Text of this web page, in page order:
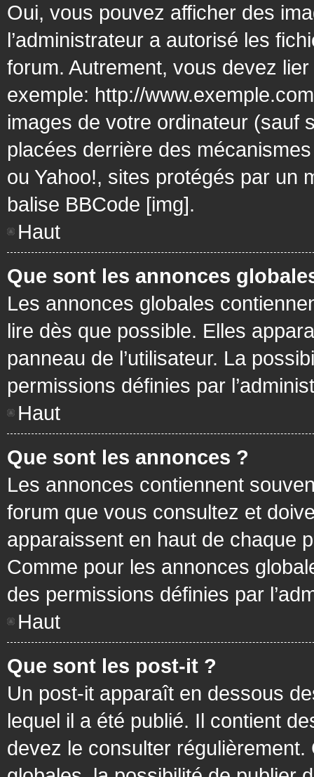
Oui, vous pouvez afficher des
l’administrateur a autorisé les
forum. Autrement, vous devez
exemple: http://
images de votre ordinateur (sauf
placées derrière des
ou Yahoo!, sites protégés par un
balise BBCode [img].
Haut
Que sont les annonces
Les annonces globales
lire dès que possible. Elles
panneau de l’utilisateur. La
permissions définies par
Haut
Que sont les annonces ?
Les annonces contiennent
forum que vous consultez et
apparaissent en haut de chaque
Comme pour les annonces
des permissions définies par
Haut
Que sont les post-it ?
Un post-it apparaît en dessous
lequel il a été publié. Il contient
devez le consulter